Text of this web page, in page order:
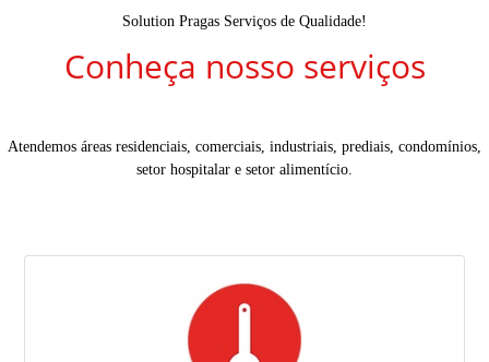
Solution Pragas Serviços de Qualidade!
Conheça nosso serviços
Atendemos áreas residenciais, comerciais, industriais, prediais, condomínios,
setor hospitalar e setor alimentício.